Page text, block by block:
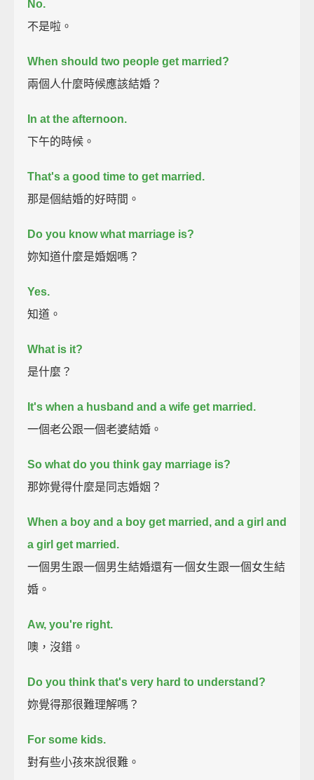
No.
不是啦。
When should two people get married?
兩個人什麼時候應該結婚？
In at the afternoon.
下午的時候。
That's a good time to get married.
那是個結婚的好時間。
Do you know what marriage is?
妳知道什麼是婚姻嗎？
Yes.
知道。
What is it?
是什麼？
It's when a husband and a wife get married.
一個老公跟一個老婆結婚。
So what do you think gay marriage is?
那妳覺得什麼是同志婚姻？
When a boy and a boy get married, and a girl and
a girl get married.
一個男生跟一個男生結婚還有一個女生跟一個女生結
婚。
Aw, you're right.
噢，沒錯。
Do you think that's very hard to understand?
妳覺得那很難理解嗎？
For some kids.
對有些小孩來說很難。